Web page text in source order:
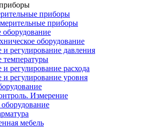
приборы
приборы
оборудование
оборудование
регулирование давления
температуры
регулирование расхода
и регулирование уровня
Измерение
мебель